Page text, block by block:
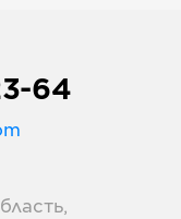
64